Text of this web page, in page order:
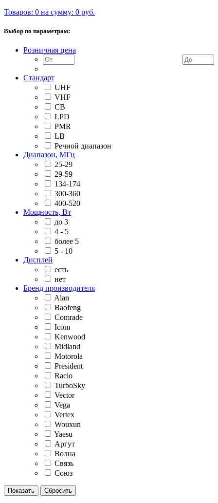
Товаров: 0 на сумму: 0 руб.
Выбор по параметрам:
Розничная цена
Стандарт
UHF
VHF
CB
LPD
PMR
LB
Речной диапазон
Диапазон, МГц
25-29
29-59
134-174
300-360
400-520
Мощность, Вт
до 3
4 - 5
более 5
5 - 10
Дисплей
есть
нет
Бренд производителя
Alan
Baofeng
Comrade
Icom
Kenwood
Midland
Motorola
President
Racio
TurboSky
Vector
Vega
Vertex
Wouxun
Yaesu
Аргут
Волна
Связь
Союз